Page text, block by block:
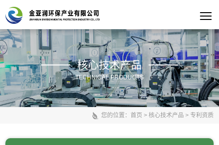
核心技术产品
TECHNICAL PRODUCTS
您的位置： 首页 > 核心技术产品 > 专利资质